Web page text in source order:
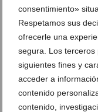
consentimiento»
Respetamos sus
ofrecerle una
segura. Los
siguientes fines y
acceder a
contenido
contenido,